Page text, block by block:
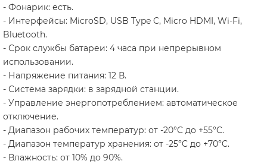
- Фонарик: есть.
- Интерфейсы: MicroSD, USB Type C, Micro HDMI, Wi-Fi,
Bluetooth.
- Срок службы батареи: 4 часа при непрерывном
использовании.
- Напряжение питания: 12 В.
- Система зарядки: в зарядной станции.
- Управление энергопотреблением: автоматическое
отключение.
- Диапазон рабочих температур: от -20°C до +55°C.
- Диапазон температур хранения: от -25°C до +70°C.
- Влажность: от 10% до 90%.